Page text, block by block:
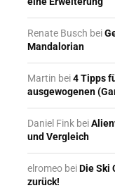
Renate Busch bei
Mandalorian
Martin bei4 Tipps
ausgewogenen
Daniel Fink bei
und Vergleich
elromeo beiDie Ski
zurück!